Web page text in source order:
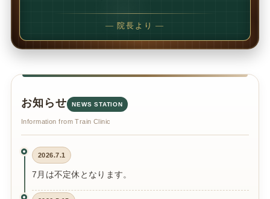
— 院長より —
お知らせ NEWS STATION
Information from Train Clinic
2026.7.1
7月は不定休となります。